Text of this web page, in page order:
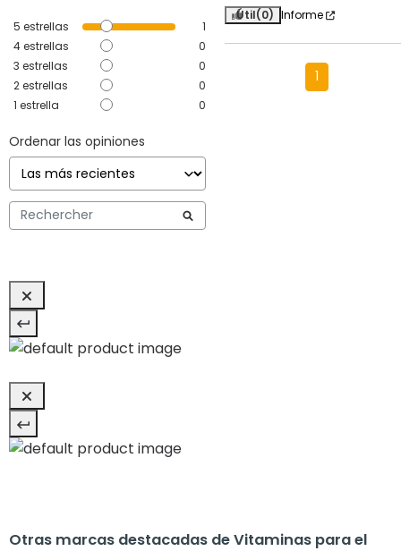
5 estrellas
1
4estrellas
0
3 estrellas
0
2estrellas
0
1 estrella 0
Ordenar las opiniones
Útil(0) Informe
1
Otras marcas destacadas de Vitaminas para el